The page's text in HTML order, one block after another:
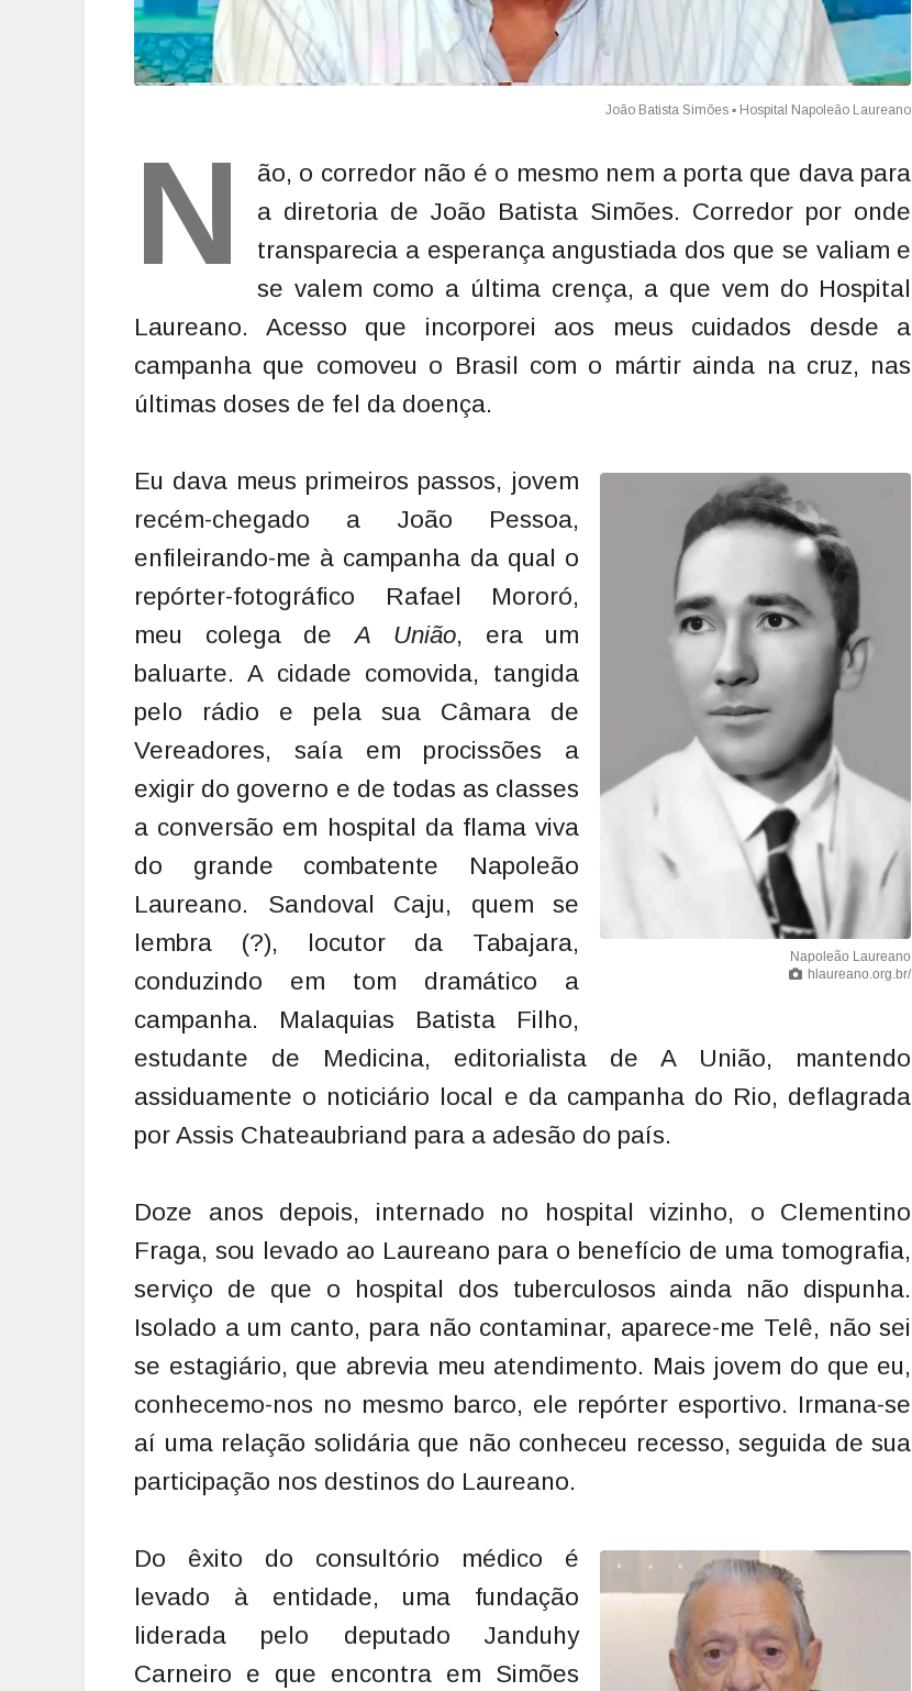
N
ão, o corredor não é o mesmo nem a porta que dava para
a diretoria de João Batista Simões. Corredor por onde
transparecia a esperança angustiada dos que se valiam e
se valem como a última crença, a que vem do Hospital
Laureano. Acesso que incorporei aos meus cuidados desde a
campanha que comoveu o Brasil com o mártir ainda na cruz, nas
últimas doses de fel da doença.
Napoleão Laureano
hlaureano.org.br/
Eu dava meus primeiros passos, jovem
recém-chegado a João Pessoa,
enfileirando-me à campanha da qual o
repórter-fotográfico Rafael Mororó,
meu colega deA União, era um
baluarte. A cidade comovida, tangida
pelo rádio e pela sua Câmara de
Vereadores, saía em procissões a
exigir do governo e de todas as classes
a conversão em hospital da flama viva
do grande combatente Napoleão
Laureano. Sandoval Caju, quem se
lembra (?), locutor da Tabajara,
conduzindo em tom dramático a
campanha. Malaquias Batista Filho,
estudante de Medicina, editorialista de A União, mantendo
assiduamente o noticiário local e da campanha do Rio, deflagrada
por Assis Chateaubriand para a adesão do país.
Doze anos depois, internado no hospital vizinho, o Clementino
Fraga, sou levado ao Laureano para o benefício de uma tomografia,
serviço de que o hospital dos tuberculosos ainda não dispunha.
Isolado a um canto, para não contaminar, aparece-me Telê, não sei
se estagiário, que abrevia meu atendimento. Mais jovem do que eu,
conhecemo-nos no mesmo barco, ele repórter esportivo. Irmana-se
aí uma relação solidária que não conheceu recesso, seguida de sua
participação nos destinos do Laureano.
Do êxito do consultório médico é
levado à entidade, uma fundação
liderada pelo deputado Janduhy
Carneiro e que encontra em Simões